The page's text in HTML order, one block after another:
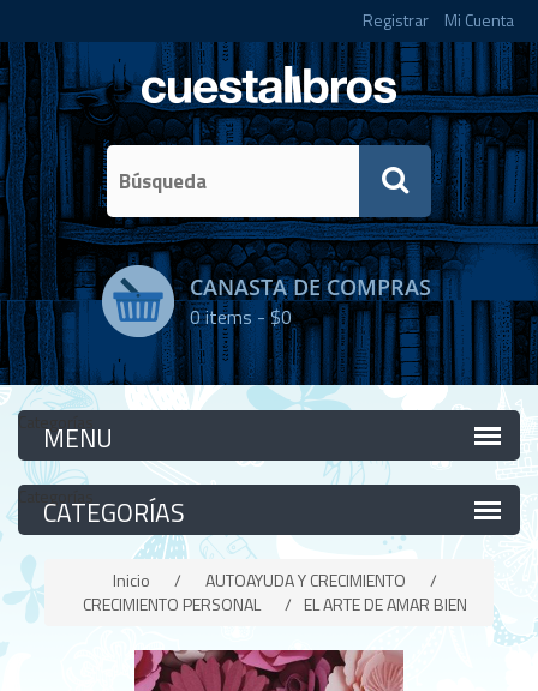
Registrar Mi Cuenta
CANASTA DE COMPRAS
0items -$0
Categorías
Categorías
Inicio / AUTOAYUDA Y CRECIMIENTO
/
CRECIMIENTO PERSONAL
/ EL ARTE DE AMAR BIEN